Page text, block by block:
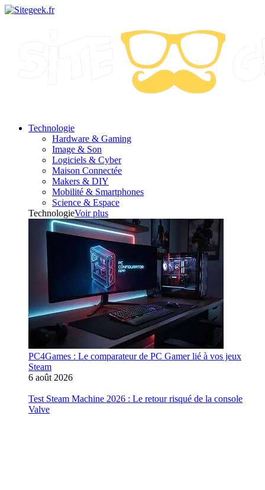
Technologie
Hardware & Gaming
Image & Son
Logiciels & Cyber
Maison Connectée
Makers & DIY
Mobilité & Smartphones
Science & Espace
TechnologieVoir plus
PC4Games : Le comparateur de PC Gamer lié à vos jeux
Steam
6 août 2026
Test Steam Machine 2026 : Le retour risqué de la console
Valve